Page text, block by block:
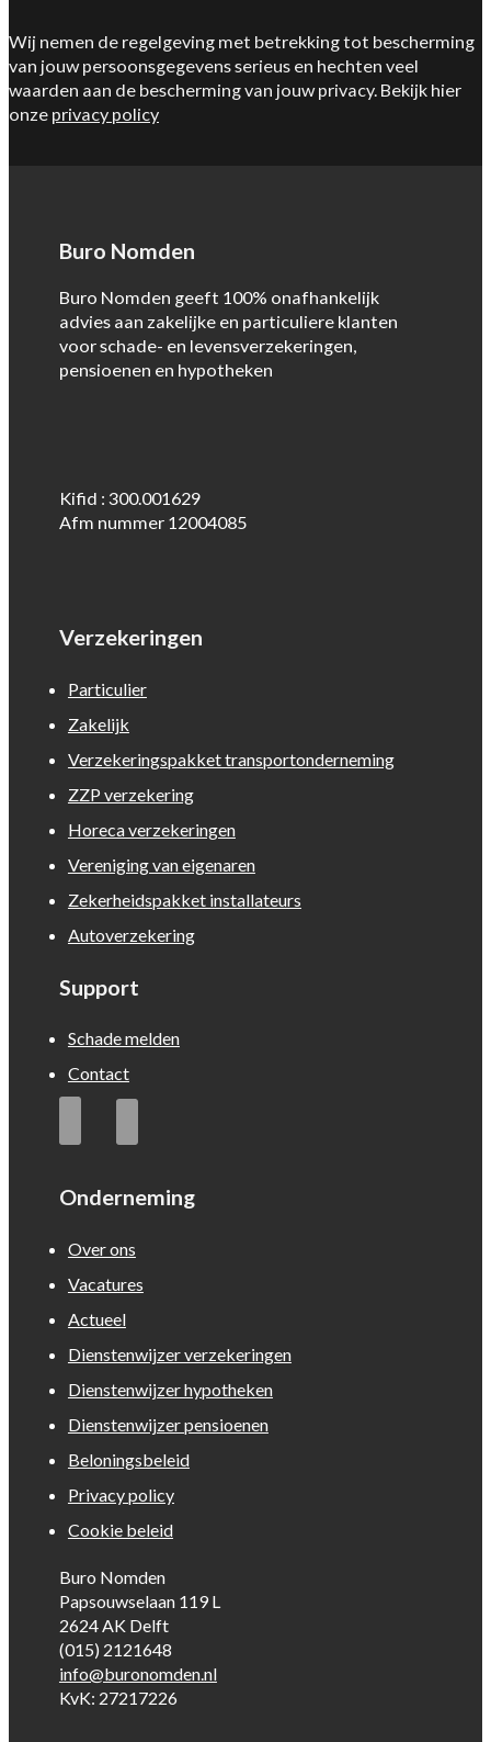
Wij nemen de regelgeving met betrekking tot bescherming
van jouw persoonsgegevens serieus en hechten veel
waarden aan de bescherming van jouw privacy. Bekijk hier
onze privacy policy
Buro Nomden
Buro Nomden geeft 100% onafhankelijk
advies aan zakelijke en particuliere klanten
voor schade- en levensverzekeringen,
pensioenen en hypotheken
Kifid : 300.001629
Afm nummer 12004085
Verzekeringen
Particulier
Zakelijk
Verzekeringspakket transportonderneming
ZZP verzekering
Horeca verzekeringen
Vereniging van eigenaren
Zekerheidspakket installateurs
Autoverzekering
Support
Schade melden
Contact
Onderneming
Over ons
Vacatures
Actueel
Dienstenwijzer verzekeringen
Dienstenwijzer hypotheken
Dienstenwijzer pensioenen
Beloningsbeleid
Privacy policy
Cookie beleid
Buro Nomden
Papsouwselaan 119 L
2624 AK Delft
(015) 2121648
info@buronomden.nl
KvK: 27217226